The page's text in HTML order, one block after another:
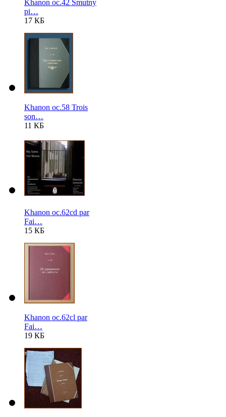
Khanon oc.42 Smutny
pi…
17 КБ
Khanon oc.58 Trois
son…
11 КБ
Khanon oc.62cd par
Fai…
15 КБ
Khanon oc.62cl par
Fai…
19 КБ